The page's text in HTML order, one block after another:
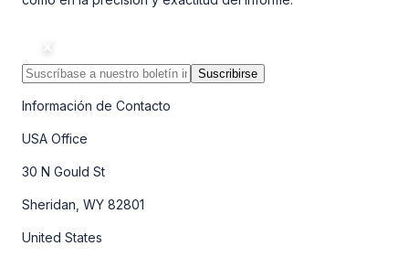
Suscribirse
Información de Contacto
USA Office
30 N Gould St
Sheridan, WY 82801
United States